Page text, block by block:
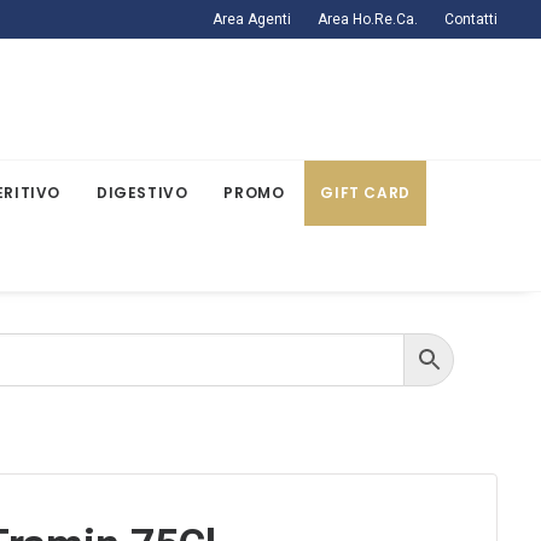
Area Agenti Area Ho.Re.Ca. Contatti
DIGESTIVO PROMO GIFT CARD